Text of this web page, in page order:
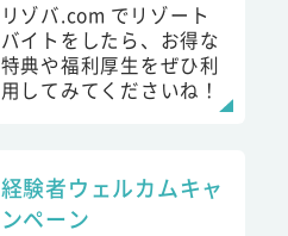
リゾバ.com でリゾート
バイトをしたら、お得な
特典や福利厚生をぜひ利
用してみてくださいね！
経験者ウェルカムキャ
ンペーン